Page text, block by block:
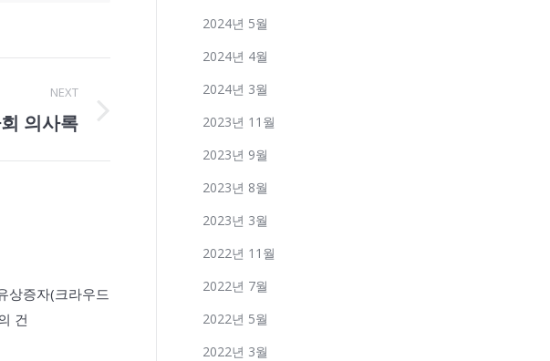
NEXT
의사록
상증자(크라우드
건
2024년 5월
2024년 4월
2024년 3월
2023년 11월
2023년 9월
2023년 8월
2023년 3월
2022년 11월
2022년 7월
2022년 5월
2022년 3월